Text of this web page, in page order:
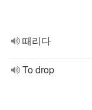
때리다
To drop